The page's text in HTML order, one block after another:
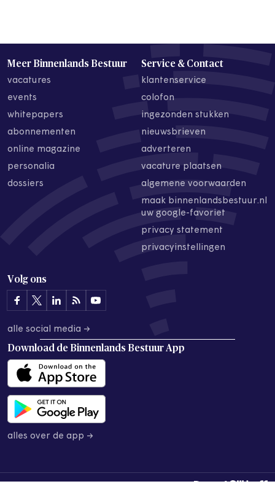
Meer Binnenlands Bestuur
vacatures
events
whitepapers
abonnementen
online magazine
personalia
dossiers
Service & Contact
klantenservice
colofon
ingezonden stukken
nieuwsbrieven
adverteren
vacature plaatsen
algemene voorwaarden
maak binnenlandsbestuur.nl
uw google-favoriet
privacy statement
privacyinstellingen
Volg ons
alle social media →
Download de Binnenlands Bestuur App
alles over de app →